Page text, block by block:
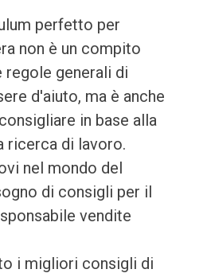
perfetto per
non è un compito
regole generali di
d'aiuto, ma è anche
in base alla
ricerca di lavoro.
nel mondo del
di consigli per il
vendite
i migliori consigli di